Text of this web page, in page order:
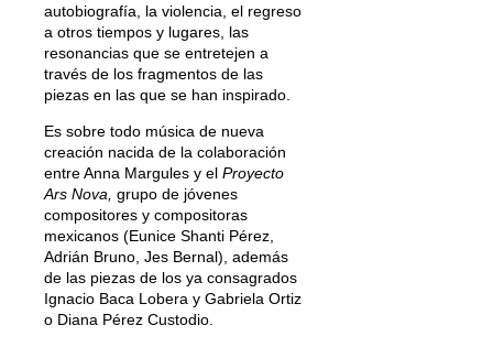
autobiografía, la violencia, el regreso
a otros tiempos y lugares, las
resonancias que se entretejen a
través de los fragmentos de las
piezas en las que se han inspirado.
Es sobre todo música de nueva
creación nacida de la colaboración
entre Anna Margules y el Proyecto
Ars Nova, grupo de jóvenes
compositores y compositoras
mexicanos (Eunice Shanti Pérez,
Adrián Bruno, Jes Bernal), además
de las piezas de los ya consagrados
Ignacio Baca Lobera y Gabriela Ortiz
o Diana Pérez Custodio.